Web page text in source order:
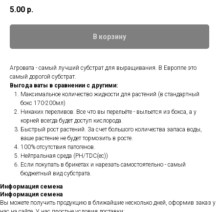
5.00 р.
В корзину
Агровата - самый лучший субстрат для выращивания. В Европпе это
самый дорогой субстрат.
Выгода ваты в сравнении с другими:
Максимальное количество жидкости для растений (в стандартный
бокс 170-200мл)
Никаких переливов. Все что вы перельёте - выльется из бокса, а у
корней всегда будет доступ кислорода.
Быстрый рост растений. За счет большого количества запаса воды,
ваше растение не будет тормозить в росте.
100% отсутствия патогенов.
Нейтральная среда (PH/TDC(ec))
Если покупать в брикетах и нарезать самостоятельно - самый
бюджетный вид субстрата.
Информация семена
Информация семена
Вы можете получить продукцию в ближайшие несколько дней, оформив заказ у